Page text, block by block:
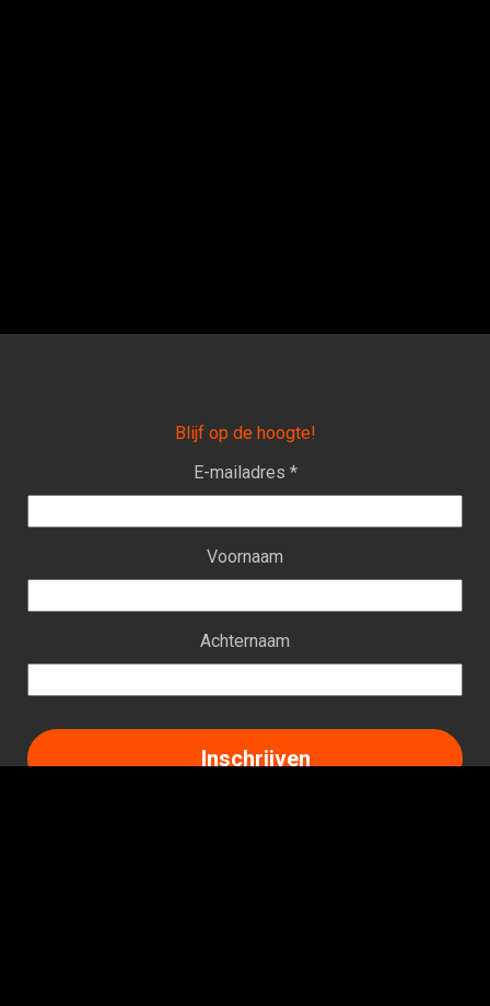
Blijf op de hoogte!
E-mailadres *
Voornaam
Achternaam